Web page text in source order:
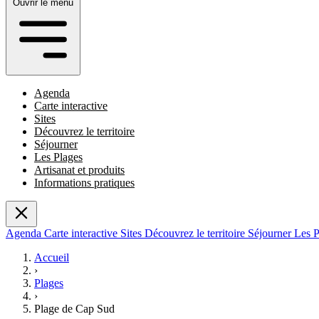
Ouvrir le menu
Agenda
Carte interactive
Sites
Découvrez le territoire
Séjourner
Les Plages
Artisanat et produits
Informations pratiques
Agenda Carte interactive Sites Découvrez le territoire SéjournerLes
Accueil
›
Plages
›
Plage de Cap Sud